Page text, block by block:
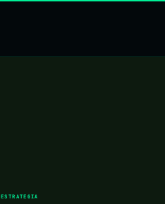
ESTRATEGIA